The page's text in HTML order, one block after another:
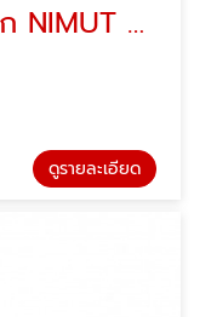
ให้เช่าเครื่องตัดดัดเหล็ก NIMUT NEWTON ปทุมธานี
ดูรายละเอียด